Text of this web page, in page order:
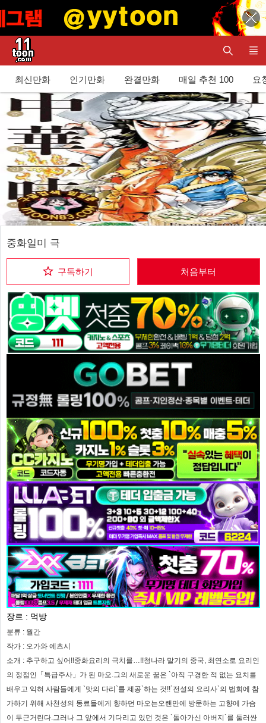
최신만화 인기만화 완결만화 매일 추천 100 요
중화일미 극
구독하기 처음부터
장르 : 먹방
분류 : 월간
작가 : 오가와 에츠시
소개 : 추구하고 싶어!!중화요리의 극치를…!!청나라 말기의 중국, 최연소로 요리인
의 정점인「특급주사」가 된 마오.그의 새로운 꿈은 `아직 구경한 적 없는 요치를
배우고 익혀 사람들에게 `맛의 다리`를 제공`하는 것!!`전설의 요리사`의 법회에 참
가하기 위해 사천성의 동료들에게 향하던 마오는오랜만에 방문하는 고향에 가슴
이 두근거린다.그러나 그 앞에서 기다리고 있던 것은 `돌아가신 아버지`를 둘러싼